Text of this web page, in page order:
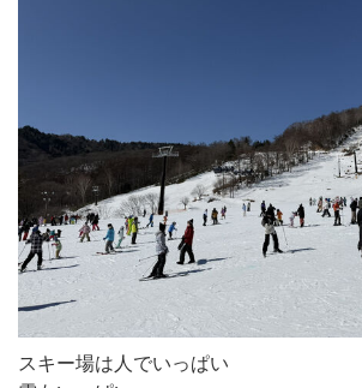
スキー場は人でいっぱい